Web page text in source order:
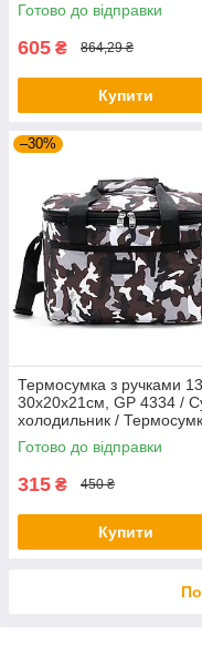
Готово до відправки
605 ₴ 864,29 ₴
Купити
–30%
Термосумка з ручками
30х20х21см, GP 4334 /
холодильник /
для їжі та напоїв
Готово до відправки
315 ₴ 450 ₴
Купити